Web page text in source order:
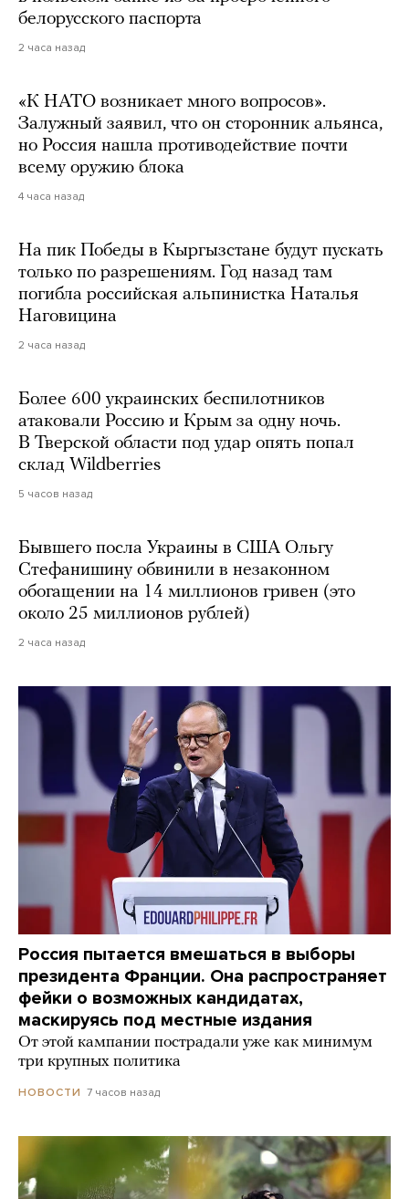
белорусского паспорта
2 часа назад
«К НАТО возникает много вопросов».
Залужный заявил, что он сторонник альянса,
но Россия нашла противодействие почти
всему оружию блока
4 часа назад
На пик Победы в Кыргызстане будут пускать
только по разрешениям. Год назад там
погибла российская альпинистка Наталья
Наговицина
2 часа назад
Более 600 украинских беспилотников
атаковали Россию и Крым за одну ночь.
В Тверской области под удар опять попал
склад Wildberries
5 часов назад
Бывшего посла Украины в США Ольгу
Стефанишину обвинили в незаконном
обогащении на 14 миллионов гривен (это
около 25 миллионов рублей)
2 часа назад
Россия пытается вмешаться в выборы
президента Франции. Она распространяет
фейки о возможных кандидатах,
маскируясь под местные издания
От этой кампании пострадали уже как минимум
три крупных политика
НОВОСТИ 7 часов назад